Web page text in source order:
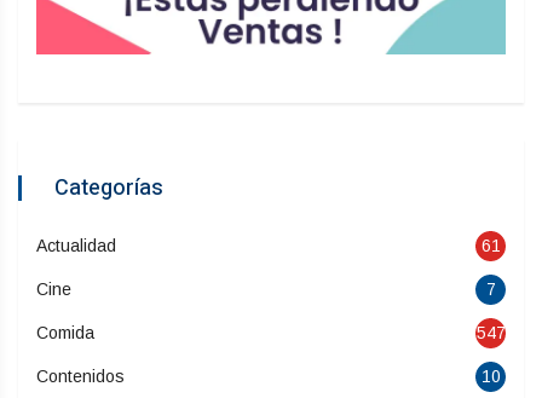
Categorías
Actualidad 61
Cine 7
Comida 547
Contenidos 10